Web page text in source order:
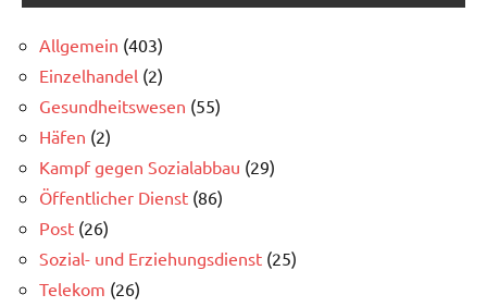
Allgemein (403)
Einzelhandel (2)
Gesundheitswesen (55)
Häfen (2)
Kampf gegen Sozialabbau (29)
Öffentlicher Dienst (86)
Post (26)
Sozial- und Erziehungsdienst (25)
Telekom (26)